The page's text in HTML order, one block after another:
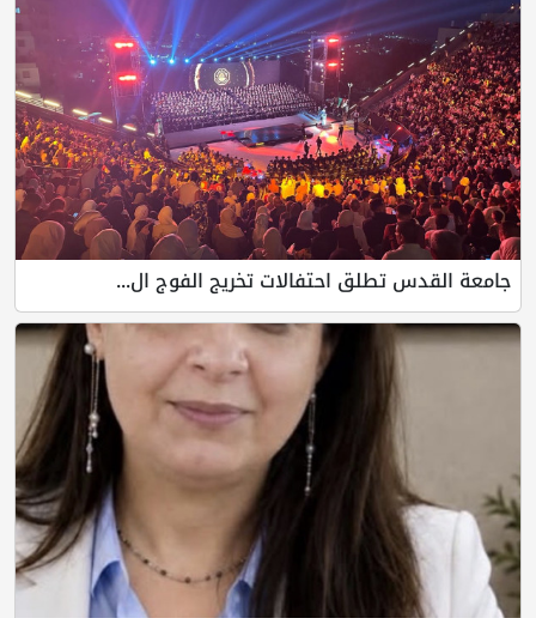
جامعة القدس تطلق احتفالات تخريج الفوج ال...